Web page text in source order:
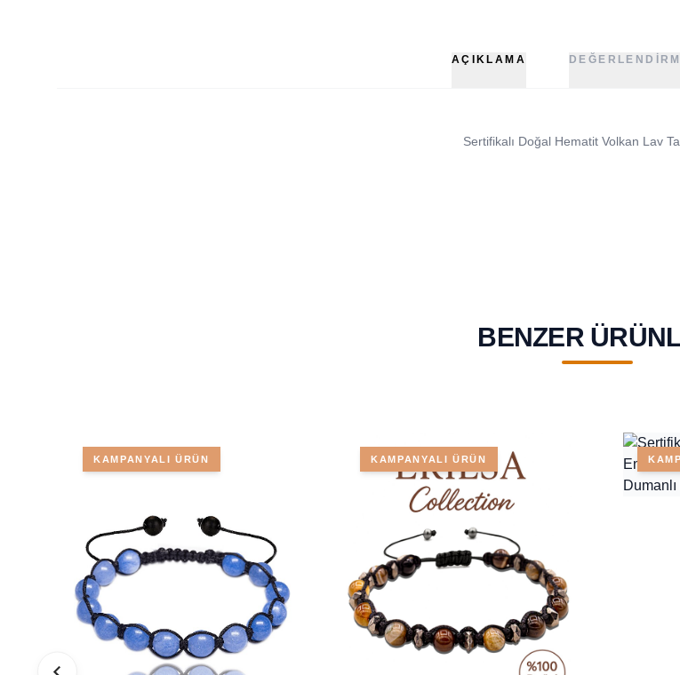
AÇIKLAMA
Sertifikalı Doğal Hematit Volkan Lav
BENZER
KAMPANYALI ÜRÜN KAMPANYALI ÜRÜN